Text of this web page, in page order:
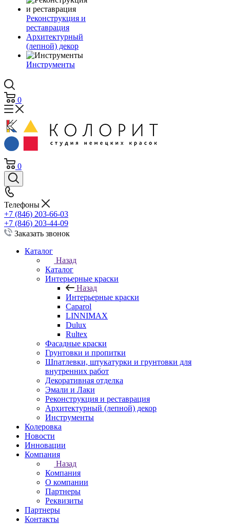
Реконструкция и
реставрация
Архитектурный
(лепной) декор
Инструменты
0
0
Телефоны
+7 (846) 203-66-03
+7 (846) 203-44-09
Заказать звонок
Каталог
Назад
Каталог
Интерьерные краски
Назад
Интерьерные краски
Caparol
LINNIMAX
Dulux
Rultex
Фасадные краски
Грунтовки и пропитки
Шпатлевки, штукатурки и грунтовки для
внутренних работ
Декоративная отделка
Эмали и Лаки
Реконструкция и реставрация
Архитектурный (лепной) декор
Инструменты
Колеровка
Новости
Инновации
Компания
Назад
Компания
О компании
Партнеры
Реквизиты
Партнеры
Контакты